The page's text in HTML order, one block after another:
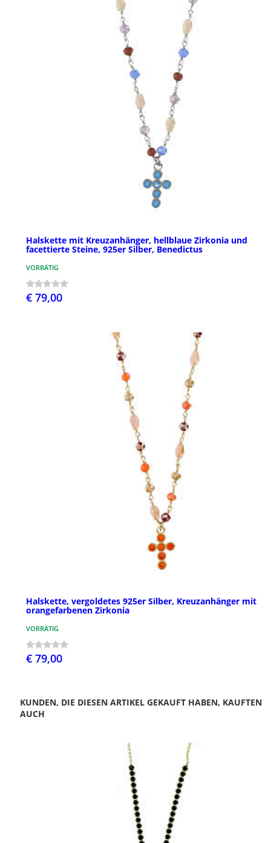
Halskette mit Kreuzanhänger, hellblaue Zirkonia und
facettierte Steine, 925er Silber, Benedictus
VORRÄTIG
€ 79,00
Halskette, vergoldetes 925er Silber, Kreuzanhänger mit
orangefarbenen Zirkonia
VORRÄTIG
€ 79,00
KUNDEN, DIE DIESEN ARTIKEL GEKAUFT HABEN, KAUFTEN
AUCH